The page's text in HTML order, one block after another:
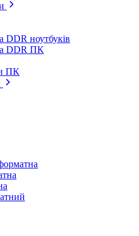
DDR ноутбуків
DDR ПК
ПК